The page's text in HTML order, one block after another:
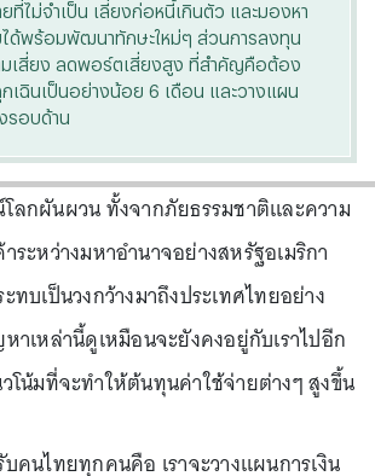
ยที่ไม่จำเป็น เลี่ยงก่อหนี้เกินตัว และมองหา
ได้พร้อมพัฒนาทักษะใหม่ๆ ส่วนการลงทุน
มเสี่ยง ลดพอร์ตเสี่ยงสูง ที่สำคัญคือต้อง
เฉินเป็นอย่างน้อย 6 เดือน และวางแผน
รอบด้าน
ลกผันผวน ทั้งจากภัยธรรมชาติและความ
ระหว่างมหาอำนาจอย่างสหรัฐอเมริกา
ทบเป็นวงกว้างมาถึงประเทศไทยอย่าง
าเหล่านี้ดูเหมือนจะยังคงอยู่กับเราไปอีก
โน้มที่จะทำให้ต้นทุนค่าใช้จ่ายต่างๆ สูงขึ้น
คนไทยทุกคนคือ เราจะวางแผนการเงิน